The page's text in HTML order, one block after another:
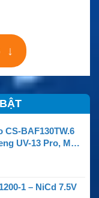
↓
BAF130TW.6
UV-13 Pro, MU-5
Pro, TP-8 Plus Và
1 – NiCd 7.5V